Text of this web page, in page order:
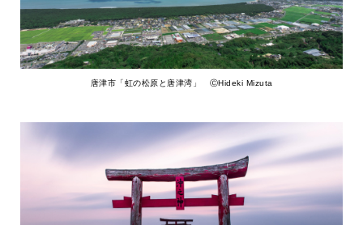
唐津市「虹の松原と唐津湾」 ⒸHideki Mizuta